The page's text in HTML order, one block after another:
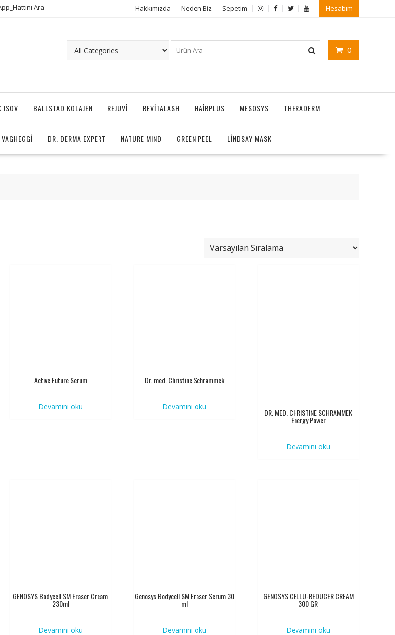
Ara Hakkımızda Neden Biz Sepetim Hesabım
0
ISOV BALLSTAD KOLAJEN REJUVI REVITALASH HAIRPLUS MESOSYS THERADERM
VAGHEGGI DR. DERMA EXPERT NATURE MIND GREEN PEEL LİNDSAY MASK
Active Future Serum
Devamını oku
Dr. med. Christine Schrammek
Devamını oku
DR. MED. CHRISTINE SCHRAMMEK
Energy Power
Devamını oku
GENOSYS Bodycell SM Eraser Cream
230ml
Devamını oku
Genosys Bodycell SM Eraser Serum 30
ml
Devamını oku
GENOSYS CELLU-REDUCER CREAM
300 GR
Devamını oku